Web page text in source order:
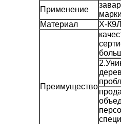
Применение
Материал
Х-
Преимущество